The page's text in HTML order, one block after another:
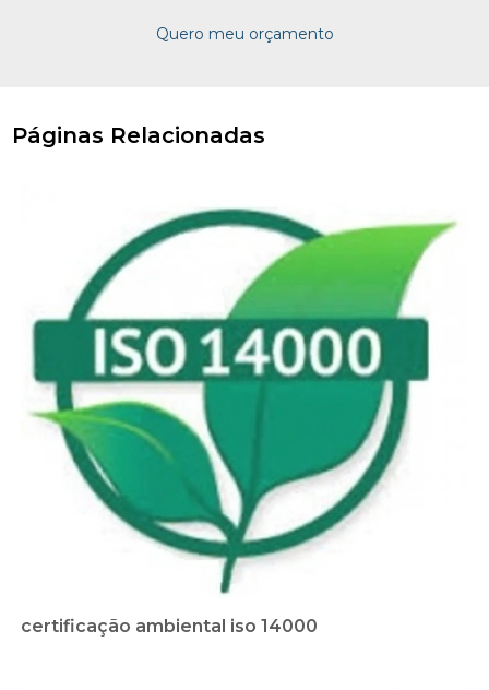
Quero meu orçamento
Páginas Relacionadas
certificação ambiental iso 14000